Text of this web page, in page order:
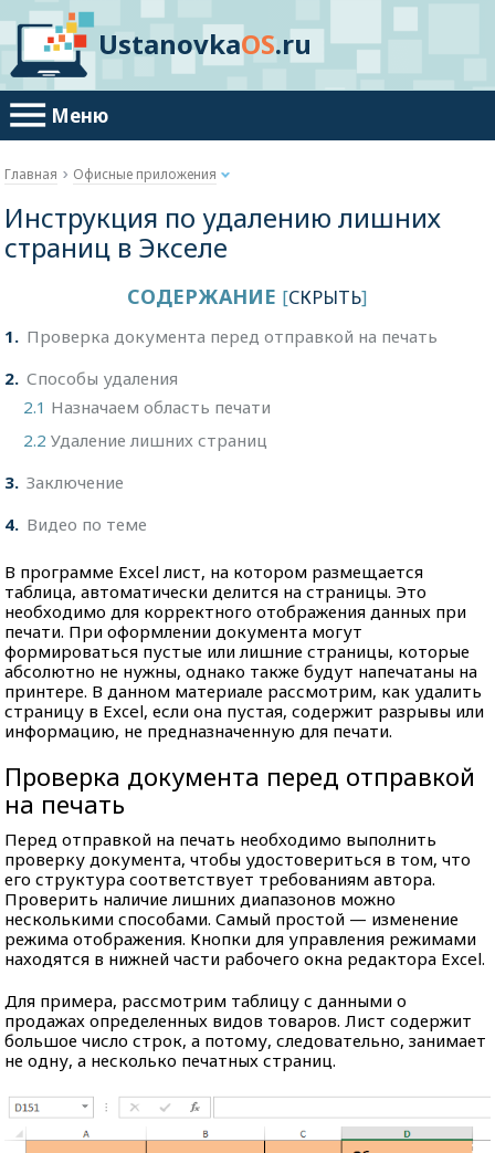
UstanovkaOS.ru
Главная Офисные приложения
Инструкция по удалению лишних
страниц в Экселе
СОДЕРЖАНИЕ [СКРЫТЬ]
1
Проверка документа перед отправкой на печать
2 Способы удаления
2.1 Назначаем область печати
2.2 Удаление лишних страниц
3 Заключение
4 Видео по теме
В программе Excel лист, на котором размещается
таблица, автоматически делится на страницы. Это
необходимо для корректного отображения данных при
печати. При оформлении документа могут
формироваться пустые или лишние страницы, которые
абсолютно не нужны, однако также будут напечатаны на
принтере. В данном материале рассмотрим, как удалить
страницу в Excel, если она пустая, содержит разрывы или
информацию, не предназначенную для печати.
Проверка документа перед отправкой
на печать
Перед отправкой на печать необходимо выполнить
проверку документа, чтобы удостовериться в том, что
его структура соответствует требованиям автора.
Проверить наличие лишних диапазонов можно
несколькими способами. Самый простой — изменение
режима отображения. Кнопки для управления режимами
находятся в нижней части рабочего окна редактора Excel.
Для примера, рассмотрим таблицу с данными о
продажах определенных видов товаров. Лист содержит
большое число строк, а потому, следовательно, занимает
не одну, а несколько печатных страниц.
Меню